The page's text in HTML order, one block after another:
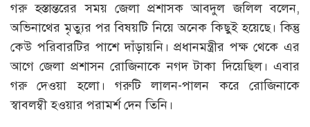
গরু হস্তান্তরের সময় জেলা প্রশাসক আবদুল জলিল বলেন,
অভিনাথের মৃত্যুর পর বিষয়টি নিয়ে অনেক কিছুই হয়েছে। কিন্তু
কেউ পরিবারটির পাশে দাঁড়ায়নি। প্রধানমন্ত্রীর পক্ষ থেকে এর
আগে জেলা প্রশাসন রোজিনাকে নগদ টাকা দিয়েছিল। এবার
গরু দেওয়া হলো। গরুটি লালন-পালন করে রোজিনাকে
স্বাবলম্বী হওয়ার পরামর্শ দেন তিনি।